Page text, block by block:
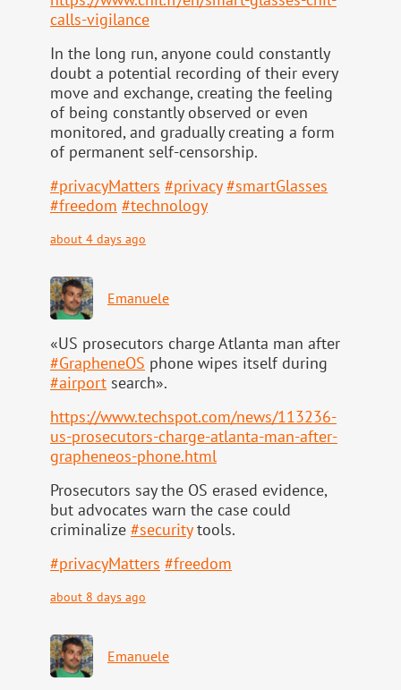
calls-vigilance
In the long run, anyone could constantly
doubt a potential recording of their every
move and exchange, creating the feeling
of being constantly observed or even
monitored, and gradually creating a form
of permanent self-censorship.
#privacyMatters #privacy #smartGlasses
#freedom #technology
about 4 days ago
Emanuele
«US prosecutors charge Atlanta man after
#GrapheneOS phone wipes itself during
#airport search».
https://www.techspot.com/news/113236-
us-prosecutors-charge-atlanta-man-after-
grapheneos-phone.html
Prosecutors say the OS erased evidence,
but advocates warn the case could
criminalize #securitytools.
#privacyMatters #freedom
about 8 days ago
Emanuele